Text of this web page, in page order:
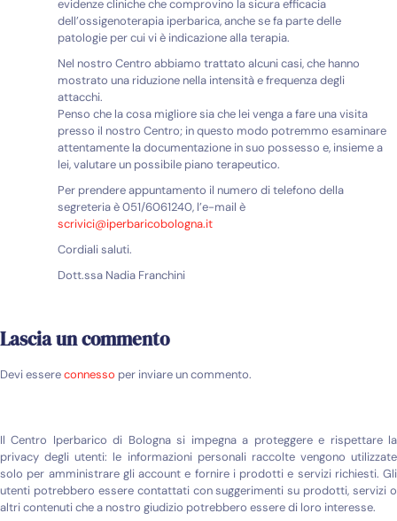
evidenze cliniche che comprovino la sicura efficacia
dell’ossigenoterapia iperbarica, anche se fa parte delle
patologie per cui vi è indicazione alla terapia.
Nel nostro Centro abbiamo trattato alcuni casi, che hanno
mostrato una riduzione nella intensità e frequenza degli
attacchi.
Penso che la cosa migliore sia che lei venga a fare una visita
presso il nostro Centro; in questo modo potremmo esaminare
attentamente la documentazione in suo possesso e, insieme a
lei, valutare un possibile piano terapeutico.
Per prendere appuntamento il numero di telefono della
segreteria è 051/6061240, l’e-mail è
scrivici@iperbaricobologna.it
Cordiali saluti.
Dott.ssa Nadia Franchini
Lascia un commento
Devi essereconnesso per inviare un commento.
Il Centro Iperbarico di Bologna si impegna a proteggere e rispettare la
privacy degli utenti: le informazioni personali raccolte vengono utilizzate
solo per amministrare gli account e fornire i prodotti e servizi richiesti. Gli
utenti potrebbero essere contattati con suggerimenti su prodotti, servizi o
altri contenuti che a nostro giudizio potrebbero essere di loro interesse.